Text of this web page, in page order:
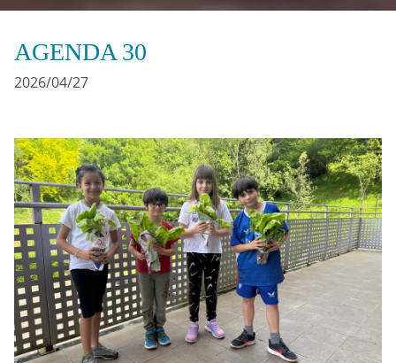
AGENDA 30
2026/04/27
Irudia